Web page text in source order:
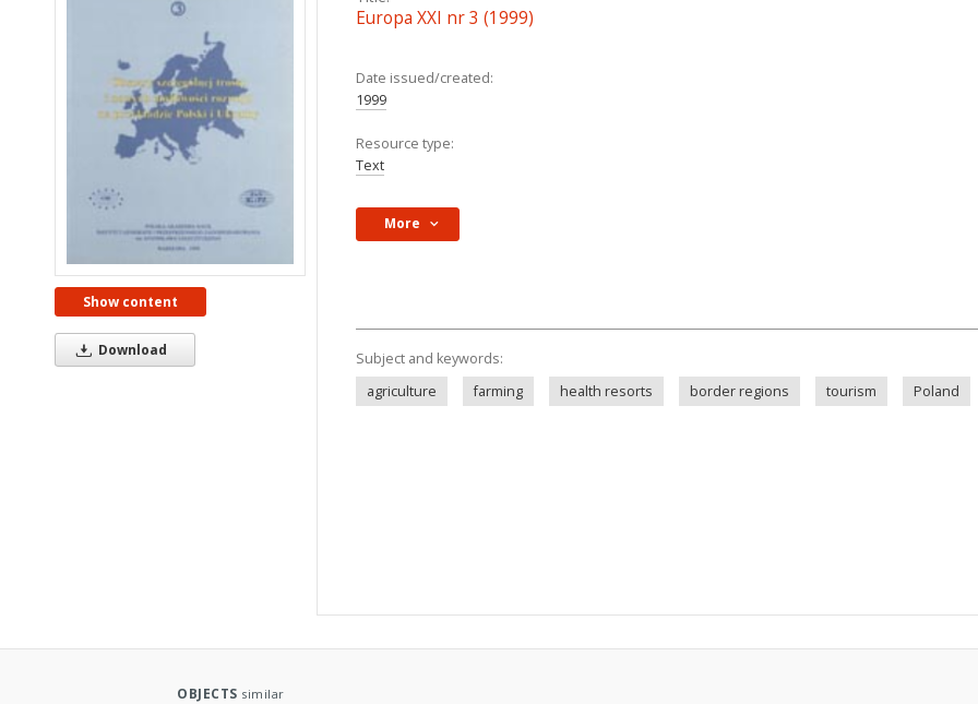
Show content
Download
Europa XXI nr 3 (1999)
Date issued/created:
1999
Resource type:
Text
More
Subject and keywords:
agriculture
farming health resorts border regions tourism Poland
OBJECTS similar